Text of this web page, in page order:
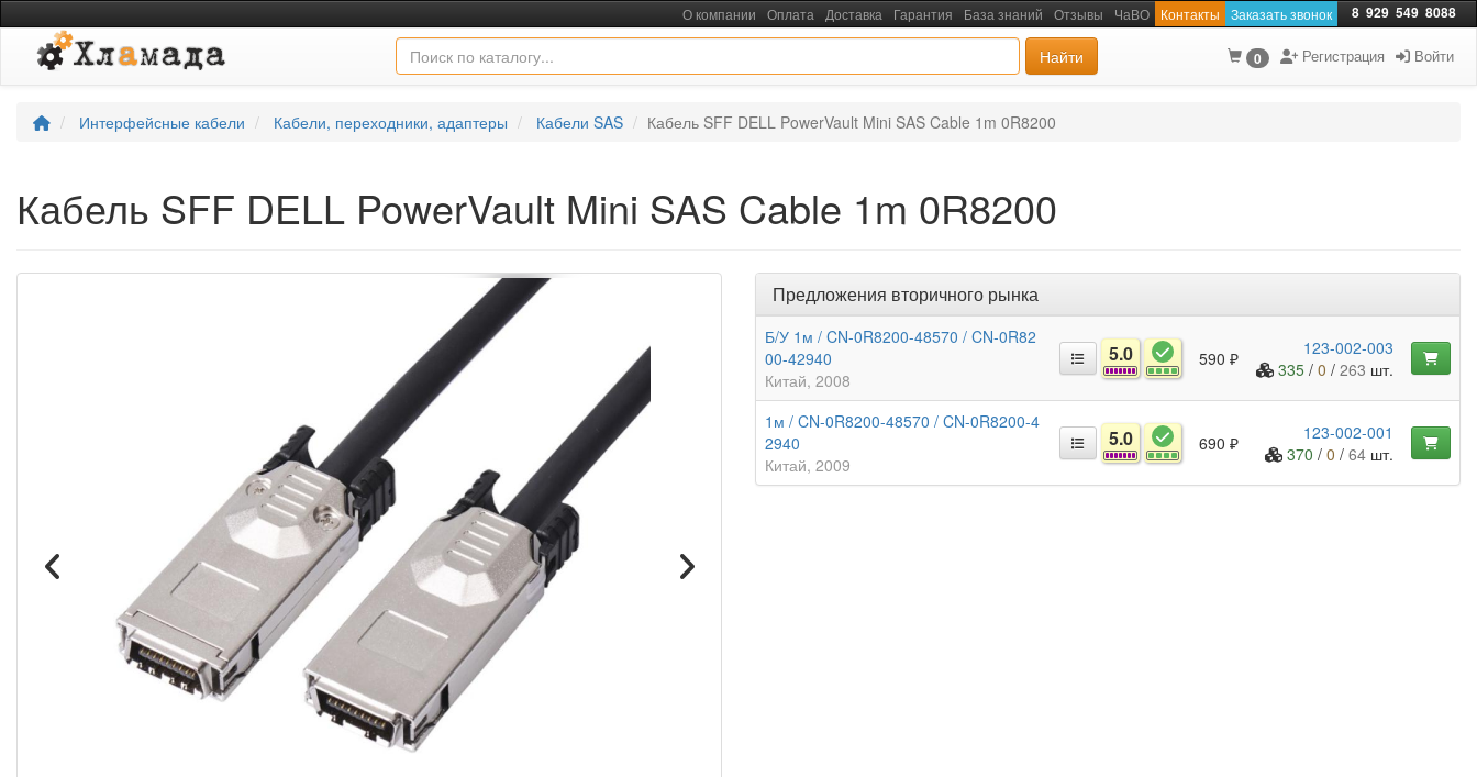
О компании Оплата Доставка Гарантия База знаний Отзывы ЧаВО Контакты Заказать звонок 8 929 549 8088
Найти 0 Регистрация Войти
Интерфейсные кабели Кабели, переходники, адаптеры Кабели SAS Кабель SFF DELL PowerVault Mini SAS Cable 1m 0R8200
Кабель SFF DELL PowerVault Mini SAS Cable 1m 0R8200
Предложения вторичного рынка
Б/У 1м / CN-0R8200-48570 / CN-0R82
00-42940
Китай 2008
5.0 590 ₽
123-002-003
335 / 0 / 263 шт.
1м / CN-0R8200-48570 / CN-0R8200-4
2940
Китай 2009
5.0 690 ₽
123-002-001
370 / 0 / 64 шт.